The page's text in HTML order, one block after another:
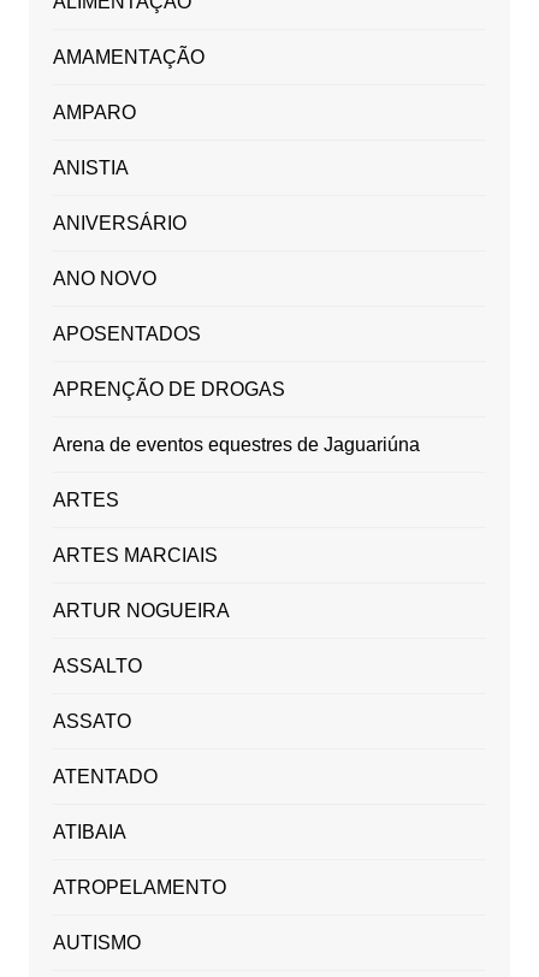
AMAMENTAÇÃO
AMPARO
ANISTIA
ANIVERSÁRIO
ANO NOVO
APOSENTADOS
APRENÇÃO DE DROGAS
Arena de eventos equestres de Jaguariúna
ARTES
ARTES MARCIAIS
ARTUR NOGUEIRA
ASSALTO
ASSATO
ATENTADO
ATIBAIA
ATROPELAMENTO
AUTISMO